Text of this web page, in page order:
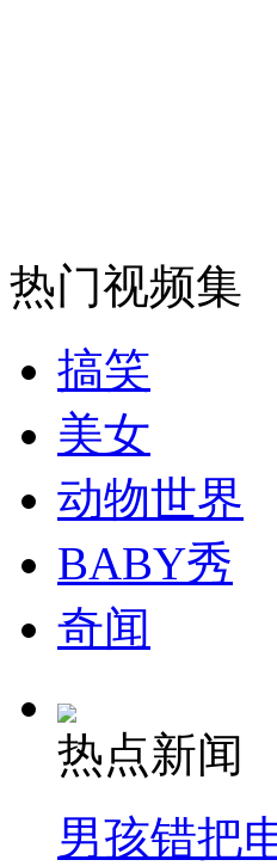
司机酒驾遇交警 急速倒车
热门视频集
搞笑
美女
动物世界
BABY秀
奇闻
热点新闻
男孩错把